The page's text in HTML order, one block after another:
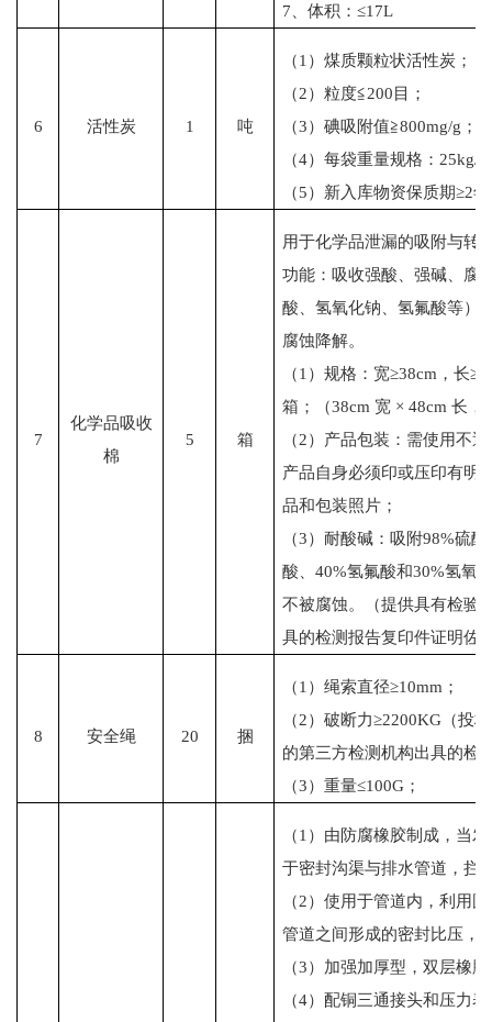
7、体积：≤17L
6 活性炭 1 吨
（1）煤质颗粒状活性炭；
（2）粒度≦200目；
（3）碘吸附值≧800mg/g；
（4）每袋重量规格：25kg/
（5）新入库物资保质期≥2
7
化学品吸收
棉
5 箱
用于化学品泄漏的吸附与转
功能：吸收强酸、强碱、腐
酸、氢氧化钠、氢氟酸等）
腐蚀降解。
（1）规格：宽≥38cm，长
箱；（38cm 宽 × 48cm 长，
（2）产品包装：需使用不
产品自身必须印或压印有明
品和包装照片；
（3）耐酸碱：吸附98%硫
酸、40%氢氟酸和30%氢氧
不被腐蚀。（提供具有检验
具的检测报告复印件证明佐
8 安全绳 20 捆
（1）绳索直径≥10mm；
（2）破断力≥2200KG（投
的第三方检测机构出具的检
（3）重量≤100G；
（1）由防腐橡胶制成，当
于密封沟渠与排水管道，拦
（2）使用于管道内，利用
管道之间形成的密封比压，
（3）加强加厚型，双层橡
（4）配铜三通接头和压力